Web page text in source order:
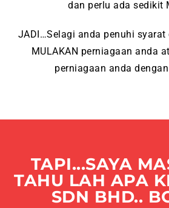
dan perlu ada sedikit
JADI…Selagi anda penuhi
MULAKAN perniagaan anda
perniagaan anda dengan
TAPI...SAYA
TAHU LAH APA
SDN BHD..